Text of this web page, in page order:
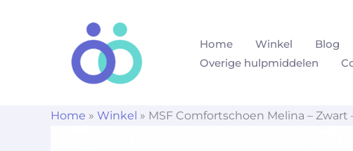
Home Winkel Blog
Overige hulpmiddelen
Home » Winkel » MSF Comfortschoen Melina – Zwart